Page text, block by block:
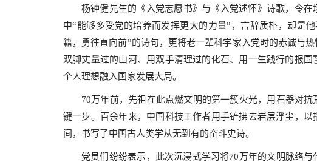
杨钟健先生的《入党志愿书》与《入党述怀》诗歌，令
中“能够多受党的培养而发挥更大的力量”，言辞质朴，却是
籍，勇往直向前”的诗句，更将老一辈科学家入党时的赤诚与
双脚丈量过的山河、用双手清理过的化石、用一生践行的报
个人理想融入国家发展大局。
70万年前，先祖在此点燃文明的第一簇火光，用石器对
键一步。百余年来，中国科技工作者用手铲拂去岩层浮尘，
间，书写了中国古人类学从无到有的奋斗史诗。
党员们纷纷表示，此次沉浸式学习将70万年的文明脉络